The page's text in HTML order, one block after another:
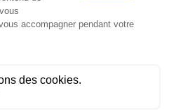
:je consulte la revue en